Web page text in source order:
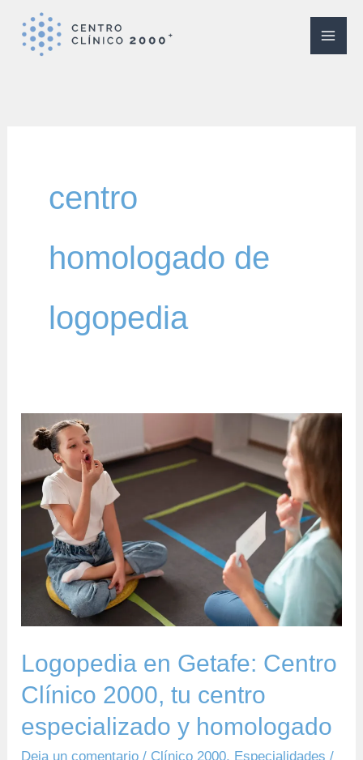
centro
homologado de
logopedia
Logopedia en Getafe: Centro
Clínico 2000, tu centro
especializado y homologado
Deja un comentario / Clínico 2000, Especialidades /
Logopedia
en
Getafe:
Centro
Clínico
2000,
centro
especializado
y
homologado